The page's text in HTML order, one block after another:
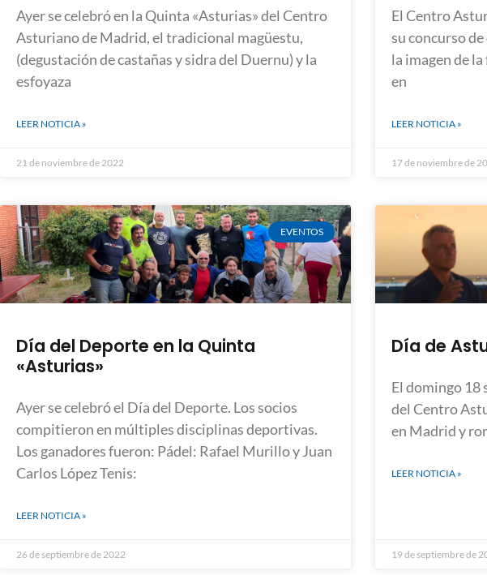
Ayer se celebró en la Quinta «Asturias» del Centro
Asturiano de Madrid, el tradicional magüestu,
(degustación de castañas y sidra del Duernu) y la
esfoyaza
LEER NOTICIA »
21 de noviembre de 2022
El Centro
su concurso
la imagen de
en
LEER NOTICIA »
17 de noviembre de
EVENTOS
Día del Deporte en la Quinta
«Asturias»
Ayer se celebró el Día del Deporte. Los socios
compitieron en múltiples disciplinas deportivas.
Los ganadores fueron: Pádel: Rafael Murillo y Juan
Carlos López Tenis:
LEER NOTICIA »
26 de septiembre de 2022
Día de
El domingo 18
del Centro
en Madrid y
LEER NOTICIA »
19 de septiembre de